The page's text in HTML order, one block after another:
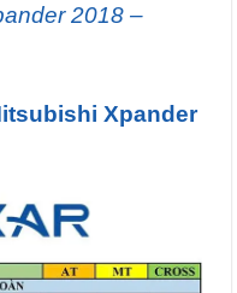
2018 –
Xpander